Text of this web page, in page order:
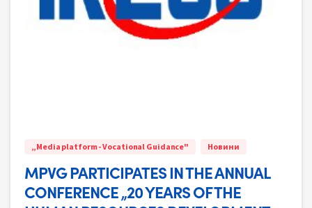
„Media platform - Vocational Guidance" Новини
MPVG PARTICIPATES IN THE ANNUAL
CONFERENCE „20 YEARS OF THE